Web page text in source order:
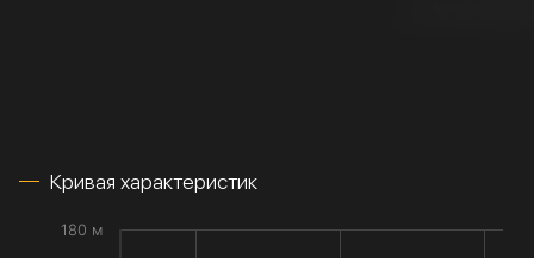
Кривая характеристик
180 м